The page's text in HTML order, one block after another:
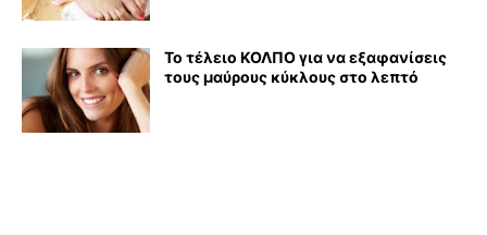
Το τέλειο ΚΟΛΠΟ για να εξαφανίσεις
τους μαύρους κύκλους στο λεπτό